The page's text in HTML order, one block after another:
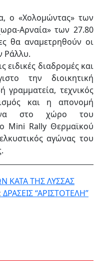
ο «Χολομώντας» των
Αρναία» των 27.80
θα αναμετρηθούν οι
Ράλλυ.
ειδικές διαδρομές και
την διοικητική
τεχνικός
και η απονομή
στο χώρο του
Mini Rally Θερμαϊκού
αγώνας του
ΚΑΤΑ ΤΗΣ ΛΥΣΣΑΣ
ΔΡΑΣΕΙΣ “ΑΡΙΣΤΟΤΕΛΗ”